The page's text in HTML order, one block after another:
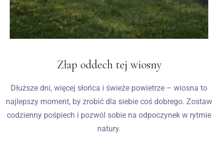
Restauracja Biały Królik
Wesela
Blog
Kontakt
Złap oddech tej wiosny
Dłuższe dni, więcej słońca i świeże powietrze – wiosna to
najlepszy moment, by zrobić dla siebie coś dobrego. Zostaw
codzienny pośpiech i pozwól sobie na odpoczynek w rytmie
natury.